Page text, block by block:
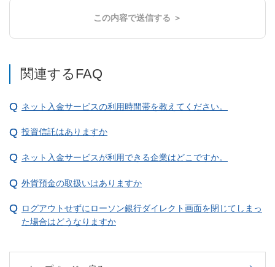
この内容で送信する ＞
関連するFAQ
ネット入金サービスの利用時間帯を教えてください。
投資信託はありますか
ネット入金サービスが利用できる企業はどこですか。
外貨預金の取扱いはありますか
ログアウトせずにローソン銀行ダイレクト画面を閉じてしまっ
た場合はどうなりますか